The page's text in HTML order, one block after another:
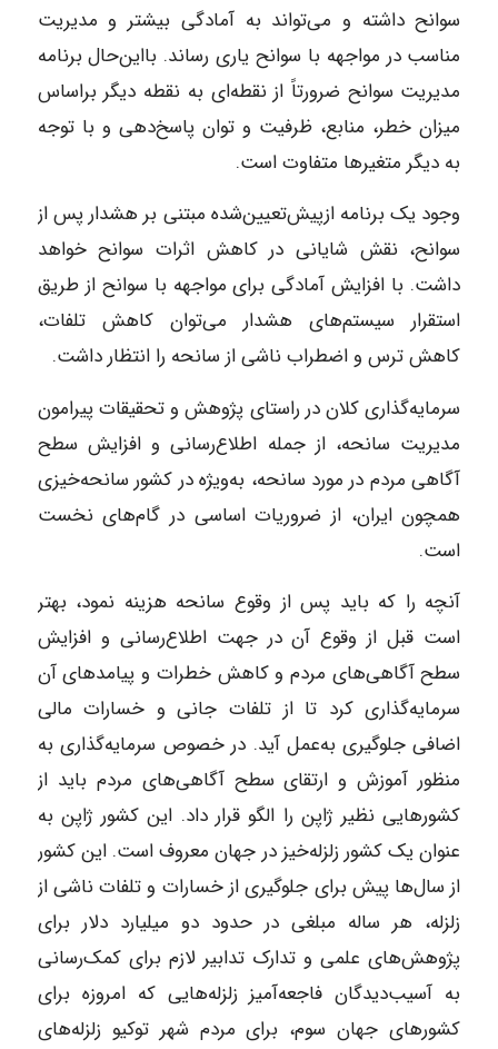
سوانح داشته و می‌تواند به آمادگی بیشتر و مدیریت
مناسب در مواجهه با سوانح یاری رساند. بااین‌حال برنامه
مدیریت سوانح ضرورتاً از نقطه‌ای به نقطه دیگر براساس
میزان خطر، منابع، ظرفیت و توان پاسخ‌دهی و با توجه
به دیگر متغیرها متفاوت است.
وجود یک برنامه ازپیش‌تعیین‌شده مبتنی بر هشدار پس از
سوانح، نقش شایانی در کاهش اثرات سوانح خواهد
داشت. با افزایش آمادگی برای مواجهه با سوانح از طریق
استقرار سیستم‌های هشدار می‌توان کاهش تلفات،
کاهش ترس و اضطراب ناشی از سانحه را انتظار داشت.
سرمایه‌گذاری کلان در راستای پژوهش و تحقیقات پیرامون
مدیریت سانحه، از جمله اطلاع‌رسانی و افزایش سطح
آگاهی مردم در مورد سانحه، به‌ویژه در کشور سانحه‌خیزی
همچون ایران، از ضروریات اساسی در گام‌های نخست
است.
آنچه را که باید پس از وقوع سانحه هزینه نمود، بهتر
است قبل از وقوع آن در جهت اطلاع‌رسانی و افزایش
سطح آگاهی‌های مردم و کاهش خطرات و پیامدهای آن
سرمایه‌گذاری کرد تا از تلفات جانی و خسارات مالی
اضافی جلوگیری به‌عمل آید. در خصوص سرمایه‌گذاری به
منظور آموزش و ارتقای سطح آگاهی‌های مردم باید از
کشورهایی نظیر ژاپن را الگو قرار داد. این کشور ژاپن به
عنوان یک کشور زلزله‌خیز در جهان معروف است. این کشور
از سال‌ها پیش برای جلوگیری از خسارات و تلفات ناشی از
زلزله، هر ساله مبلغی در حدود دو میلیارد دلار برای
پژوهش‌های علمی و تدارک تدابیر لازم برای کمک‌رسانی
به آسیب‌دیدگان فاجعه‌آمیز زلزله‌هایی که امروزه برای
کشورهای جهان سوم، برای مردم شهر توکیو زلزله‌های